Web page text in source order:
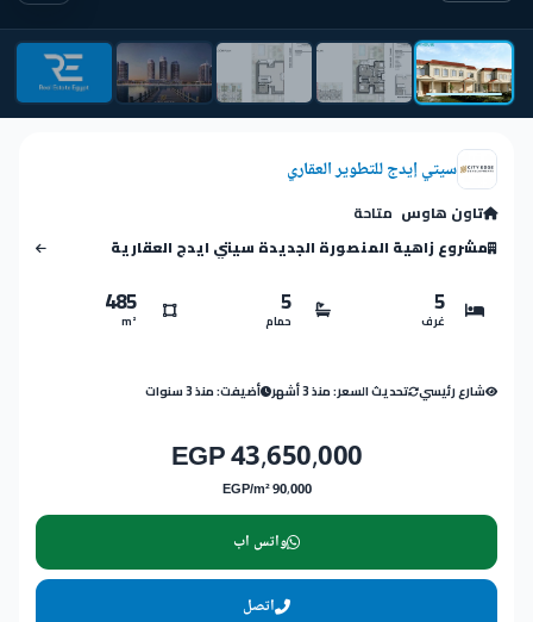
سيتي إيدج للتطوير العقاري
تاون هاوس متاحة
مشروع زاهية المنصورة الجديدة سيتي ايدج العقارية
5
غرف
5
حمام
485
m²
شارع رئيسي تحديث السعر: منذ 3 أشهر أضيفت: منذ 3 سنوات
43,650,000 EGP
90,000 EGP/m²
واتس اب
اتصل